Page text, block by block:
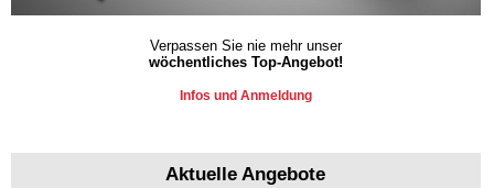
Verpassen Sie nie mehr unser
wöchentliches Top-Angebot!
Infos und Anmeldung
Aktuelle Angebote